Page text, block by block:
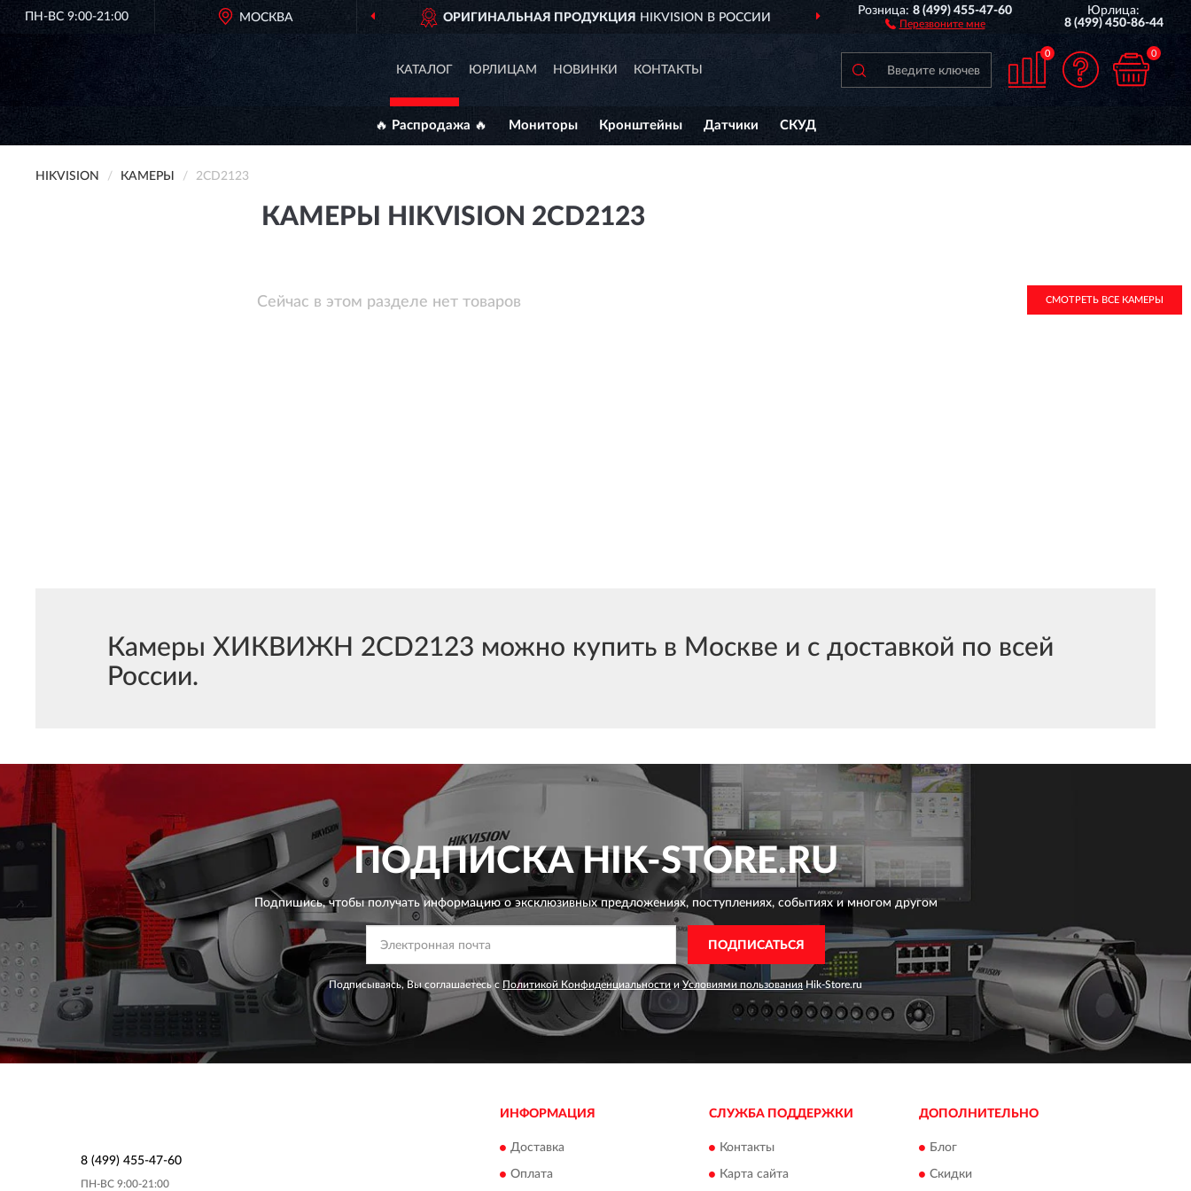
ПН-ВС 9:00-21:00 МОСКВА ОРИГИНАЛЬНАЯ ПРОДУКЦИЯ HIKVISION В РОССИИ ДОСТАВИМ ПО ВСЕЙ РОССИИ
Розница:8 (499) 455-47-60
Перезвоните мне
Юрлица:
8 (499) 450-86-44
КАТАЛОГ ЮРЛИЦАМ НОВИНКИ КОНТАКТЫ
0 0
🔥 Распродажа 🔥 Мониторы Кронштейны Датчики СКУД
HIKVISION КАМЕРЫ 2CD2123
КАМЕРЫ HIKVISION 2CD2123
Сейчас в этом разделе нет товаров СМОТРЕТЬ ВСЕ КАМЕРЫ
Камеры ХИКВИЖН 2CD2123 можно купить в Москве и с доставкой по всей
России.
ПОДПИСКАHIK-STORE.RU
Подпишись, чтобы получать информацию о эксклюзивных предложениях,поступлениях, событиях и многом другом
ПОДПИСАТЬСЯ
Подписываясь, Вы соглашаетесь с Политикой Конфиденциальности иУсловиями пользованияHik-Store.ru
8 (499) 455-47-60
ПН-ВС 9:00-21:00
ИНФОРМАЦИЯ
Доставка
Оплата
СЛУЖБА ПОДДЕРЖКИ
Контакты
Карта сайта
ДОПОЛНИТЕЛЬНО
Блог
Скидки